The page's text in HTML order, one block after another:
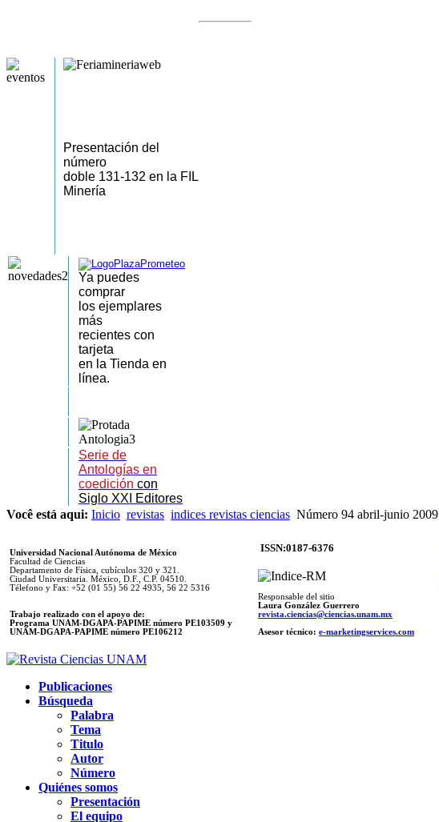
Presentación del
número
doble 131-132 en la FIL
Minería
Ya puedes
comprar
los ejemplares
más
recientes con
tarjeta
en la Tienda en
línea.
Serie de
Antologías en
coedición con
Siglo XXI Editores
Você está aqui: Inicio revistas indices revistas ciencias Número 94 abril-junio 2009
Universidad Nacional Autónoma de México
Facultad de Ciencias
Departamento de Física, cubículos 320 y 321.
Ciudad Universitaria. México, D.F., C.P. 04510.
Télefono y Fax: +52 (01 55) 56 22 4935, 56 22 5316
Trabajo realizado con el apoyo de:
Programa UNAM-DGAPA-PAPIME número PE103509 y
UNAM-DGAPA-PAPIME número PE106212
ISSN:0187-6376
Responsable del sitio
Laura González Guerrero
revista.ciencias@ciencias.unam.mx
Asesor técnico: e-marketingservices.com
Publicaciones
Búsqueda
Palabra
Tema
Titulo
Autor
Número
Quiénes somos
Presentación
El equipo